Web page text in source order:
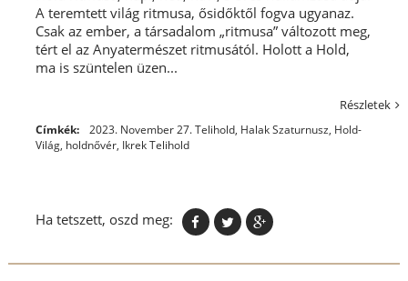
A teremtett világ ritmusa, ősidőktől fogva ugyanaz.
Csak az ember, a társadalom „ritmusa” változott meg,
tért el az Anyatermészet ritmusától. Holott a Hold,
ma is szüntelen üzen...
Részletek
Címkék: 2023. November 27. Telihold, Halak Szaturnusz, Hold-
Világ, holdnővér, Ikrek Telihold
Ha tetszett, oszd meg: